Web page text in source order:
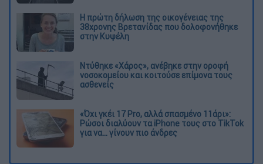
Η πρώτη δήλωση της οικογένειας της
38χρονης Βρετανίδας που δολοφονήθηκε
στην Κυψέλη
Ντύθηκε «Χάρος», ανέβηκε στην οροφή
νοσοκομείου και κοιτούσε επίμονα τους
ασθενείς
«Όχι γκέι 17 Pro, αλλά σπασμένο 11άρι»:
Ρώσοι διαλύουν τα iPhone τους στο TikTok
για να... γίνουν πιο άνδρες